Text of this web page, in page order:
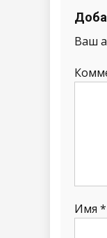
Ваш
Имя *